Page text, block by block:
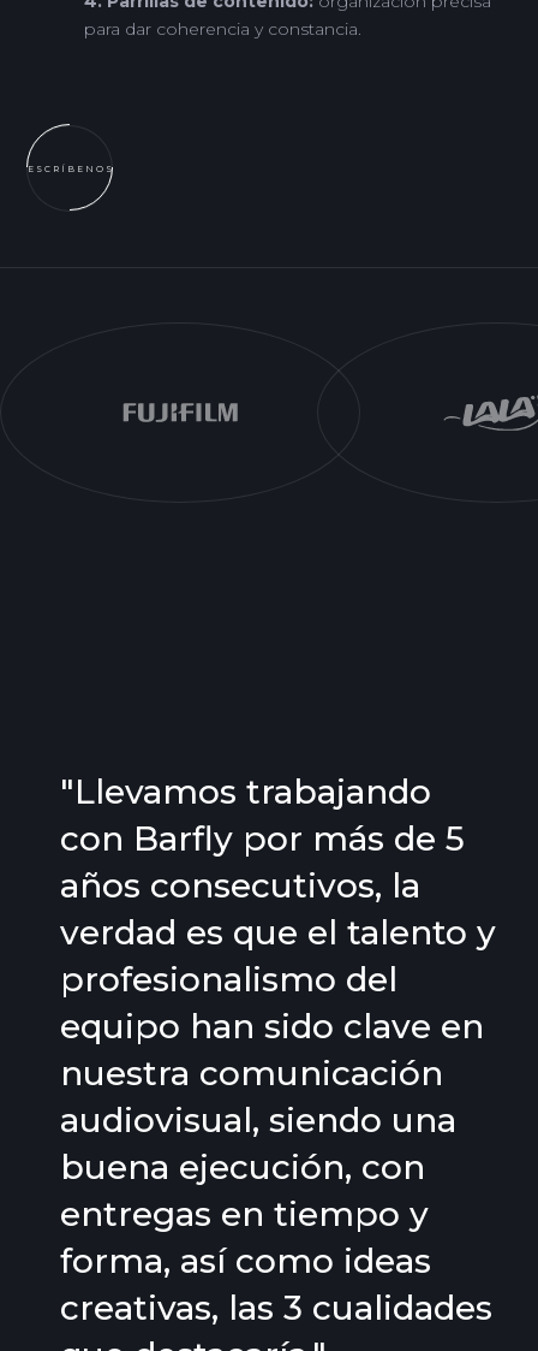
para dar coherencia y constancia.
ESCRÍBENOS
"Llevamos trabajando
con Barfly por más de 5
años consecutivos, la
verdad es que el talento y
profesionalismo del
equipo han sido clave en
nuestra comunicación
audiovisual, siendo una
buena ejecución, con
entregas en tiempo y
forma, así como ideas
creativas, las 3 cualidades